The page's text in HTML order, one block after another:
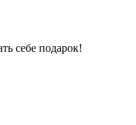
себе подарок!